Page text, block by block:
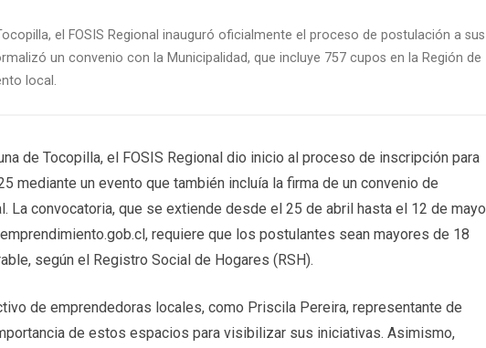
el FOSIS Regional inauguró oficialmente el proceso de postulación a sus
un convenio con la Municipalidad, que incluye 757 cupos en la Región de
local.
de Tocopilla, el FOSIS Regional dio inicio al proceso de inscripción para
mediante un evento que también incluía la firma de un convenio de
La convocatoria, que se extiende desde el 25 de abril hasta el 12 de mayo
requiere que los postulantes sean mayores de 18
según el Registro Social de Hogares (RSH).
de emprendedoras locales, como Priscila Pereira, representante de
de estos espacios para visibilizar sus iniciativas. Asimismo,